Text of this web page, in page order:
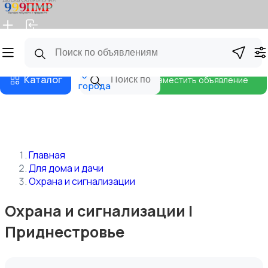
Главная
Каталог
города
Разместить объявление
Главная
Для дома и дачи
Охрана и сигнализации
Охрана и сигнализации |
Приднестровье